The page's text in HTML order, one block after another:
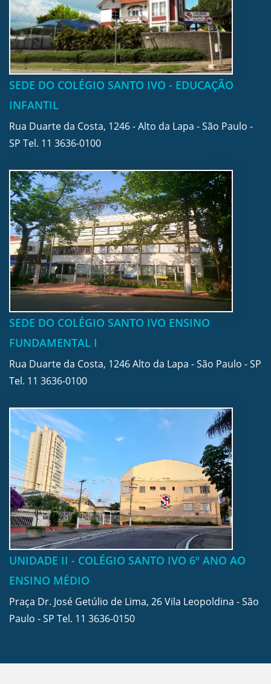
SEDE DO COLÉGIO SANTO IVO - EDUCAÇÃO
INFANTIL
Rua Duarte da Costa, 1246 - Alto da Lapa - São Paulo -
SP Tel. 11 3636-0100
SEDE DO COLÉGIO SANTO IVO ENSINO
FUNDAMENTAL I
Rua Duarte da Costa, 1246 Alto da Lapa - São Paulo - SP
Tel. 11 3636-0100
UNIDADE II - COLÉGIO SANTO IVO 6º ANO AO
ENSINO MÉDIO
Praça Dr. José Getúlio de Lima, 26 Vila Leopoldina - São
Paulo - SP Tel. 11 3636-0150